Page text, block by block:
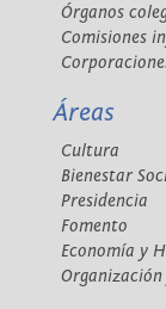
Órganos
Comisiones
Áreas
Cultura
Bienestar
Presidencia
Fomento
Economía y
Organización